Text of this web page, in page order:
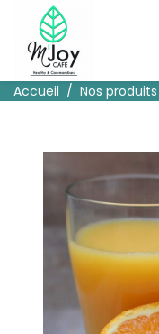
Accueil Nos produits